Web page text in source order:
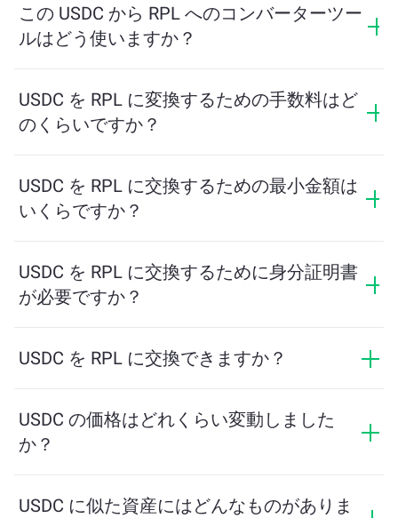
を示します。このレートは市場状況、需要と供給、流
動性に応じて変動します。
この USDC から RPL へのコンバーターツー
ルはどう使いますか？
け取る予定の RPL の量を計算します。その後、取引を
完了するための手順に従ってください。
USDC を RPL に変換するための手数料はど
のくらいですか？
って異なります。ChangeNOWは隠れた手数料なしで競
争力のあるレートを提供しており、最終金額は取引を
確認する前に表示されます。
USDC を RPL に交換するための最小金額は
いくらですか？
ります。プラットフォームはスムーズな取引を保証す
るために必要な最小額を自動的に計算します。ただ
し、ほとんどの場合、最小金額は2ドル相当です。
USDC を RPL に交換するために身分証明書
が必要ですか？
速で匿名です。ただし、ChangeNOW Proにログインし
USDC を RPL に交換できますか？
にも交換できます。さらに、ChangeNOWはマルチチェ
ーンブリッジにも対応しており、異なるブロックチェ
ーン間で資産を簡単に移動できます。
USDC の価格はどれくらい変動しました
か？
USDC に似た資産にはどんなものがありま